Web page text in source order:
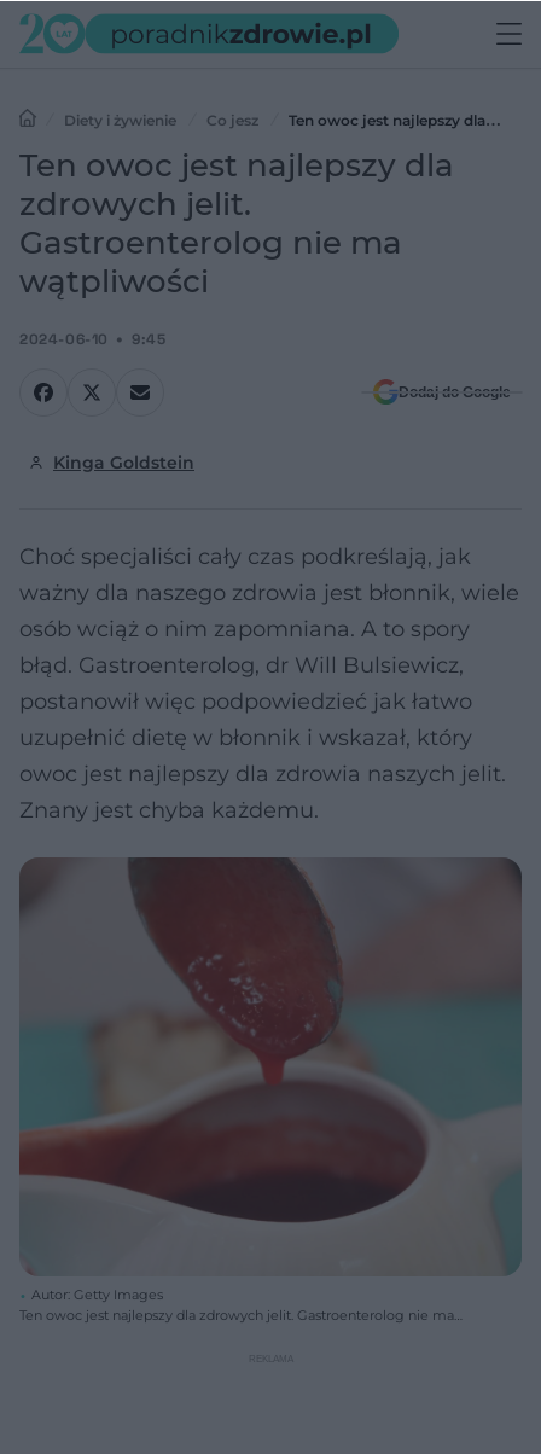
Diety i żywienie Co jesz
Ten owoc jest najlepszy dla
zdrowych jelit. Gastroenterolog nie ma wątpliwości
Ten owoc jest najlepszy dla
zdrowych jelit.
Gastroenterolog nie ma
wątpliwości
2024-06-10 9:45
Dodaj do Google
Kinga Goldstein
Choć specjaliści cały czas podkreślają, jak
ważny dla naszego zdrowia jest błonnik, wiele
osób wciąż o nim zapomniana. A to spory
błąd. Gastroenterolog, dr Will Bulsiewicz,
postanowił więc podpowiedzieć jak łatwo
uzupełnić dietę w błonnik i wskazał, który
owoc jest najlepszy dla zdrowia naszych jelit.
Znany jest chyba każdemu.
Autor: Getty Images
Ten owoc jest najlepszy dla zdrowych jelit. Gastroenterolog nie ma